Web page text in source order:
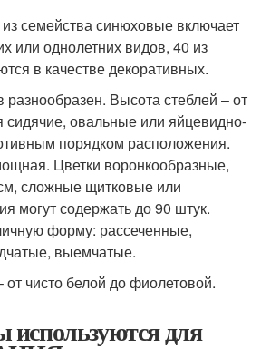
семейства синюховые включает
или однолетних видов, 40 из
в качестве декоративных.
Высота стеблей – от
сидячие, овальные или яйцевидно-
порядком расположения.
Цветки воронкообразные,
сложные щитковые или
могут содержать до 90 штук.
форму: рассеченные,
выемчатые.
от чисто белой до фиолетовой.
используются для